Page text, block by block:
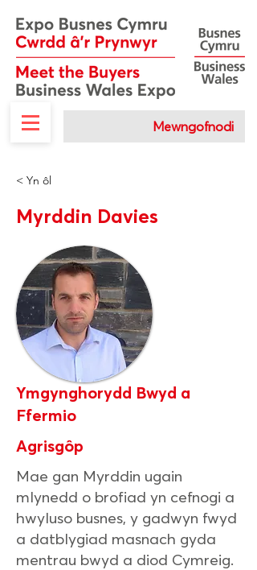
Mewngofnodi
< Yn ôl
Myrddin Davies
Ymgynghorydd Bwyd a
Ffermio
Agrisgôp
Mae gan Myrddin ugain
mlynedd o brofiad yn cefnogi a
hwyluso busnes, y gadwyn fwyd
a datblygiad masnach gyda
mentrau bwyd a diod Cymreig.